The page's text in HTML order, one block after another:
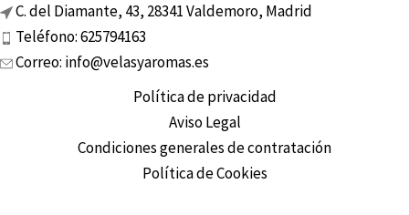
C. del Diamante, 43, 28341 Valdemoro, Madrid
Teléfono: 625794163
Correo: info@velasyaromas.es
Política de privacidad
Aviso Legal
Condiciones generales de contratación
Política de Cookies